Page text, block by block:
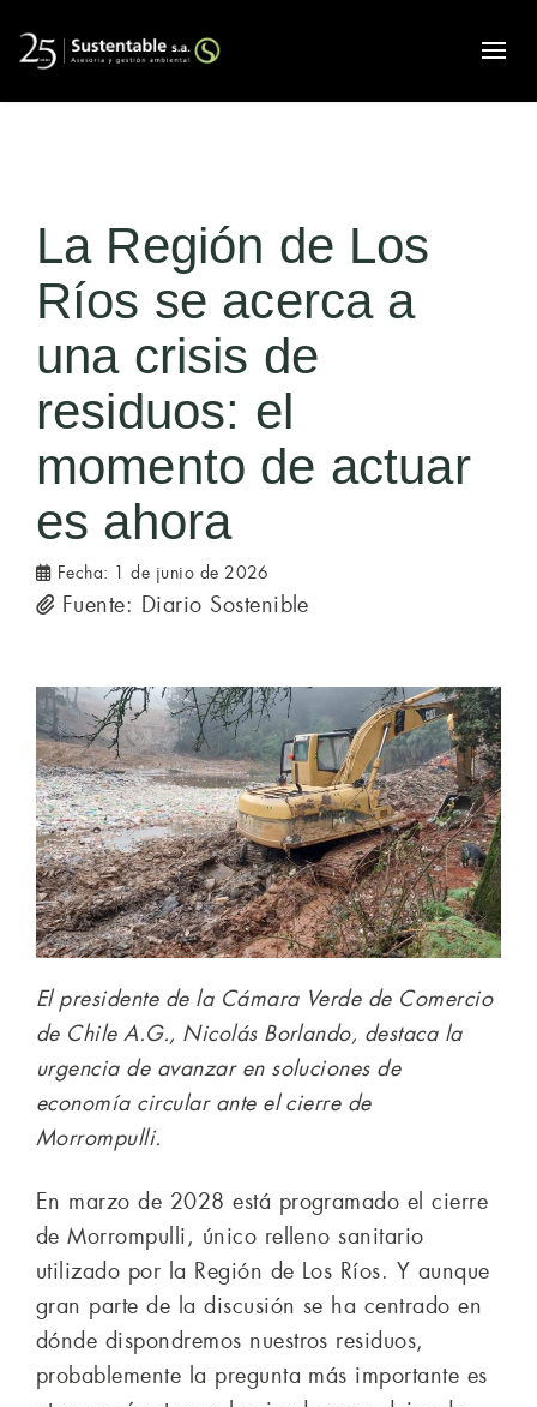
La Región de Los
Ríos se acerca a
una crisis de
residuos: el
momento de actuar
es ahora
Fecha: 1 de junio de 2026
Fuente: Diario Sostenible
El presidente de la Cámara Verde de Comercio
de Chile A.G., Nicolás Borlando, destaca la
urgencia de avanzar en soluciones de
economía circular ante el cierre de
Morrompulli.
En marzo de 2028 está programado el cierre
de Morrompulli, único relleno sanitario
utilizado por la Región de Los Ríos. Y aunque
gran parte de la discusión se ha centrado en
dónde dispondremos nuestros residuos,
probablemente la pregunta más importante es